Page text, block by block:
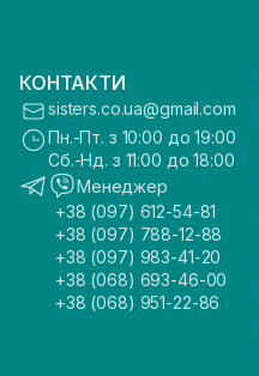
КОНТАКТИ
sisters.co.ua@gmail.com
Пн.-Пт. з 10:00 до 19:00
Сб.-Нд. з 11:00 до 18:00
Менеджер
+38 (097) 612-54-81
+38 (097) 788-12-88
+38 (097) 983-41-20
+38 (068) 693-46-00
+38 (068) 951-22-86